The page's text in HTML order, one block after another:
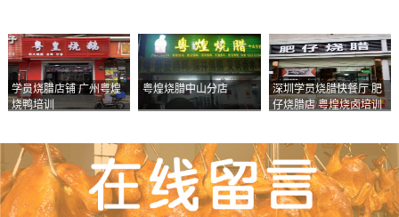
学员烧腊店铺 广州粤煌
烧鸭培训
粤煌烧腊中山分店
深圳学员烧腊快餐厅 肥
仔烧腊店 粤煌烧卤培训